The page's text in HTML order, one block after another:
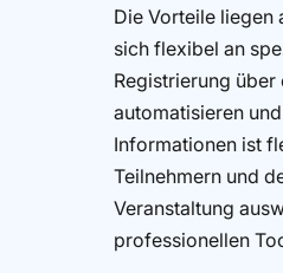
Die Vorteile liegen
sich flexibel an
Registrierung
automatisieren
Informationen ist
Teilnehmern und
Veranstaltung
professionellen